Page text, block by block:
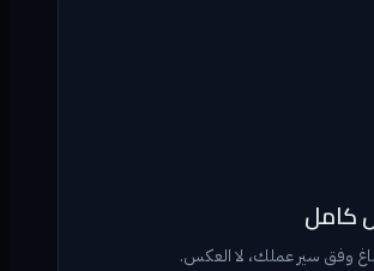
كامل
وفق سير عملك، لا العكس.